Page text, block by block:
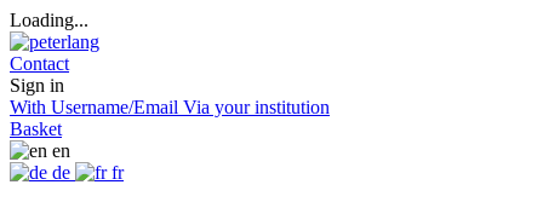
Loading...
Contact
Sign in
With Username/Email Via your institution
Basket
en
de
fr